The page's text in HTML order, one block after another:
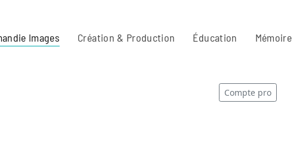
Images Création & Production Éducation Mémoire
Compte pro